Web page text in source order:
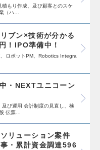
もり作成、及び顧客とのスケ
（ハ…
ブン×技術が分かる
！IPO準備中！
ロボットPM、Robotics Integra
・NEXTユニコーン
び運用 会計制度の見直し、検
伝票…
リューション案件
・累計資金調達596